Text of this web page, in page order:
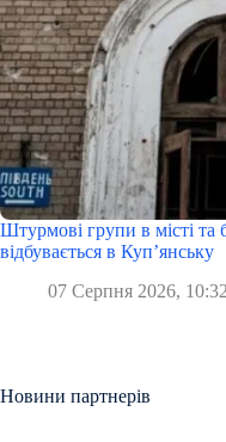
Штурмові групи в місті та
відбувається в Куп’янську
07 Серпня 2026, 10:32
Новини партнерів